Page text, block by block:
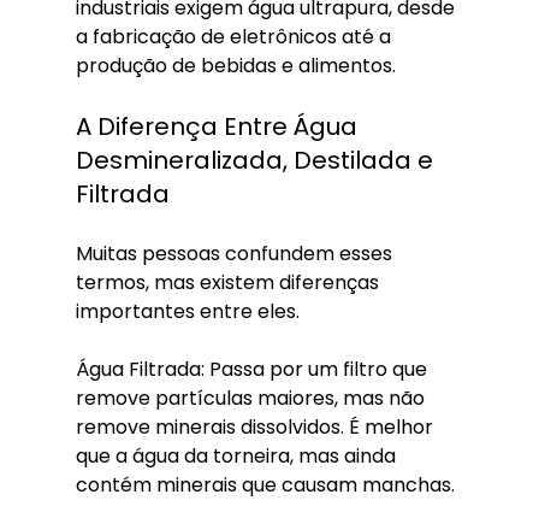
industriais exigem água ultrapura, desde
a fabricação de eletrônicos até a
produção de bebidas e alimentos.
A Diferença Entre Água
Desmineralizada, Destilada e
Filtrada
Muitas pessoas confundem esses
termos, mas existem diferenças
importantes entre eles.
Água Filtrada: Passa por um filtro que
remove partículas maiores, mas não
remove minerais dissolvidos. É melhor
que a água da torneira, mas ainda
contém minerais que causam manchas.